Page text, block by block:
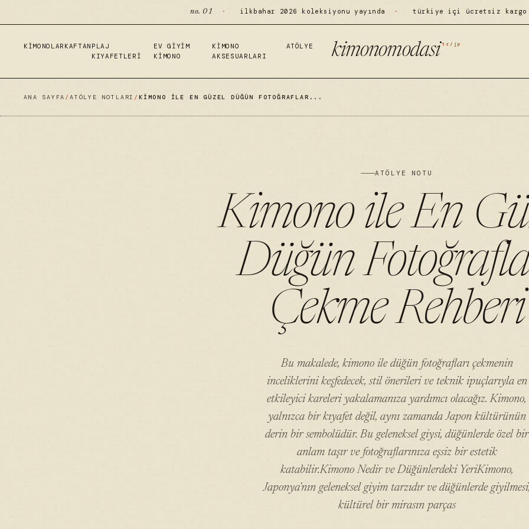
no. 01 · ilkbahar 2026 koleksiyonu yayında · türkiye içi ücretsiz kargo
KIMONOLAR KAFTAN PLAJ
KIYAFETLERI
EV GIYIM
KIMONO
KIMONO
AKSESUARLARI
ATÖLYE kimonomodasi tr/jp
ANA SAYFA /ATÖLYE NOTLARI /KIMONO ILE EN GÜZEL DÜĞÜN FOTOĞRAFLAR...
ATÖLYE NOTU
Kimono ile En
Düğün
Çekme Rehberi
Bu makalede, kimono ile düğün fotoğrafları çekmenin
inceliklerini keşfedecek, stil önerileri ve teknik ipuçlarıyla en
etkileyici kareleri yakalamanıza yardımcı olacağız. Kimono,
yalnızca bir kıyafet değil, aynı zamanda Japon kültürünün
derin bir sembolüdür. Bu geleneksel giysi, düğünlerde özel bir
anlam taşır ve fotoğraflarınıza eşsiz bir estetik
katabilir.Kimono Nedir ve Düğünlerdeki YeriKimono,
Japonya'nın geleneksel giyim tarzıdır ve düğünlerde
kültürel bir mirasın parças